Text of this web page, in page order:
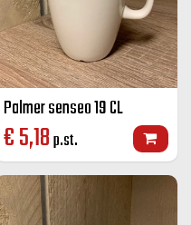
Palmer senseo 19 CL
€5,18p.st.